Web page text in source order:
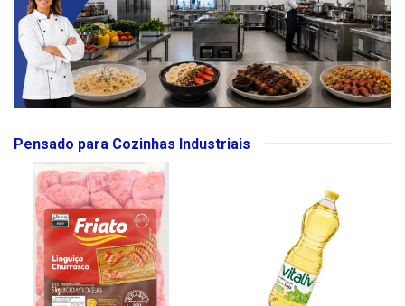
Pensado para Cozinhas Industriais